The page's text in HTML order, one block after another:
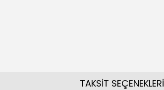
TAKSİT SEÇENEKLERİ